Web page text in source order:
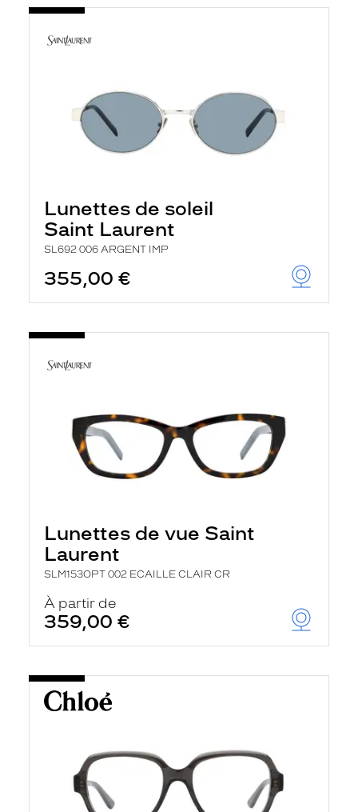
Lunettes de soleil
Saint Laurent
SL692 006 ARGENT IMP
355,00 €
Lunettes de vue Saint
Laurent
SLM153OPT 002 ECAILLE CLAIR CR
À partir de
359,00 €